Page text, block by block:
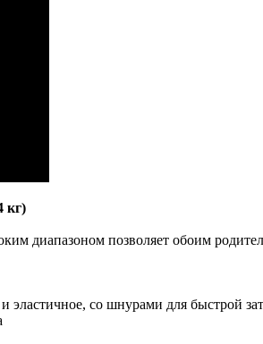
кг)
диапазоном позволяет обоим
эластичное, со шнурами для быстрой